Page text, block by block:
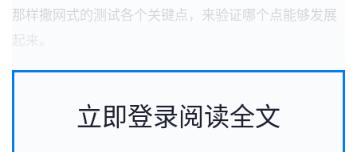
那样撒网式的测试各个关键点，来验证哪个点能够发展
起来。
立即登录阅读全文